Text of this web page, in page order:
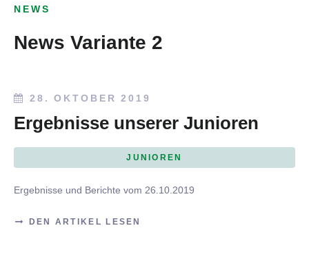
NEWS
News Variante 2
28. OKTOBER 2019
Ergebnisse unserer Junioren
JUNIOREN
Ergebnisse und Berichte vom 26.10.2019
DEN ARTIKEL LESEN